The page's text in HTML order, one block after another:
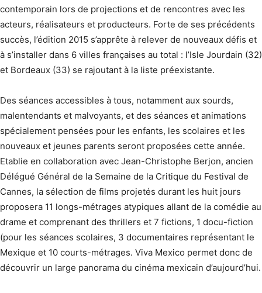
contemporain lors de projections et de rencontres avec les
acteurs, réalisateurs et producteurs. Forte de ses précédents
succès, l’édition 2015 s’apprête à relever de nouveaux défis et
à s’installer dans 6 villes françaises au total : l’Isle Jourdain (32)
et Bordeaux (33) se rajoutant à la liste préexistante.
Des séances accessibles à tous, notamment aux sourds,
malentendants et malvoyants, et des séances et animations
spécialement pensées pour les enfants, les scolaires et les
nouveaux et jeunes parents seront proposées cette année.
Etablie en collaboration avec Jean-Christophe Berjon, ancien
Délégué Général de la Semaine de la Critique du Festival de
Cannes, la sélection de films projetés durant les huit jours
proposera 11 longs-métrages atypiques allant de la comédie au
drame et comprenant des thrillers et 7 fictions, 1 docu-fiction
(pour les séances scolaires, 3 documentaires représentant le
Mexique et 10 courts-métrages. Viva Mexico permet donc de
découvrir un large panorama du cinéma mexicain d’aujourd’hui.